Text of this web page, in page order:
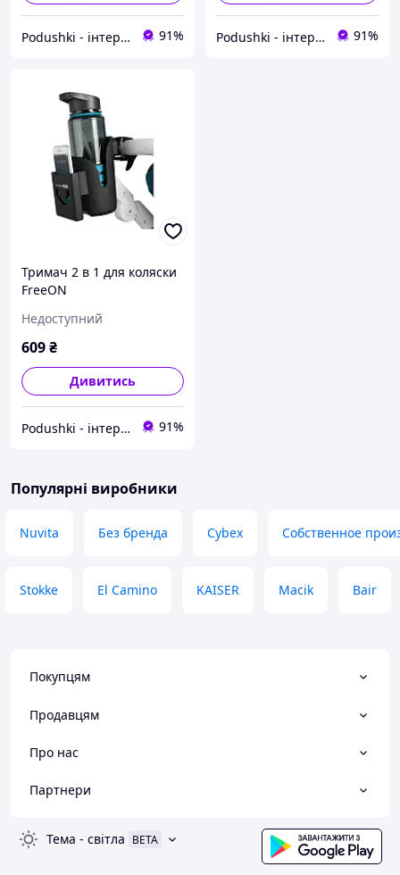
Podushki - інтернет-магазин Подушки 91% Podushki - інтернет-магазин Подушки 91%
Тримач 2 в 1 для коляски
FreeON
Недоступний
609₴
Дивитись
Podushki - інтернет-магазин Подушки 91%
Популярні виробники
Nuvita Без бренда Cybex Собственное
Stokke El Camino KAISER Macik Bair
Покупцям
Продавцям
Про нас
Партнери
Тема - світла BETA